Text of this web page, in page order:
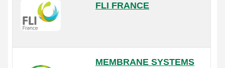
FLI FRANCE
MEMBRANE SYSTEMS